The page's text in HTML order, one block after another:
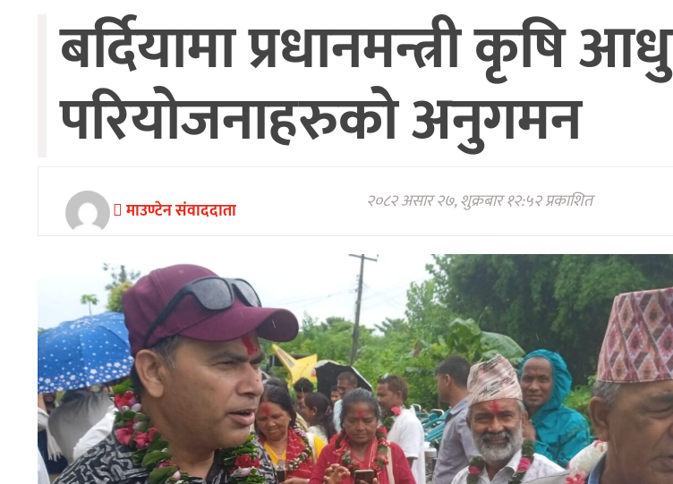
अन्तर्राष्ट्रिय
मनोरन्जन
अन्तरवार्ता/
विचार
बर्दियामा प्रधानमन्त्री कृषि
परियोजनाहरुको अनुगमन
माउण्टेन संवाददाता २०८२ असार २७, शुक्रबार १२:५२ प्रकाशित